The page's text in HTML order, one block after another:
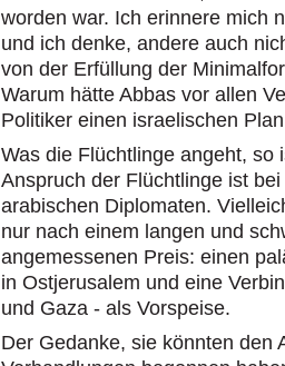
worden war. Ich erinnere mich
und ich denke, andere auch
von der Erfüllung der
Warum hätte Abbas vor allen
Politiker einen israelischen
Was die Flüchtlinge angeht, so
Anspruch der Flüchtlinge ist
arabischen Diplomaten.
nur nach einem langen und
angemessenen Preis: einen
in Ostjerusalem und eine
und Gaza - als Vorspeise.
Der Gedanke, sie könnten den